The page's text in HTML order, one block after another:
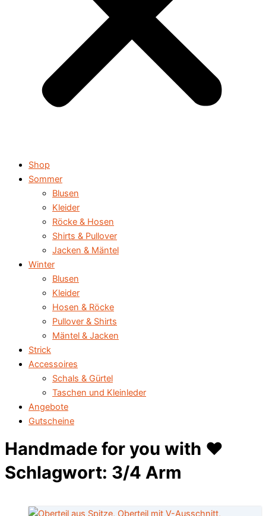
Shop
Sommer
Blusen
Kleider
Röcke & Hosen
Shirts & Pullover
Jacken & Mäntel
Winter
Blusen
Kleider
Hosen & Röcke
Pullover & Shirts
Mäntel & Jacken
Strick
Accessoires
Schals & Gürtel
Taschen und Kleinleder
Angebote
Gutscheine
Handmade for you with ♥️
Schlagwort: 3/4 Arm